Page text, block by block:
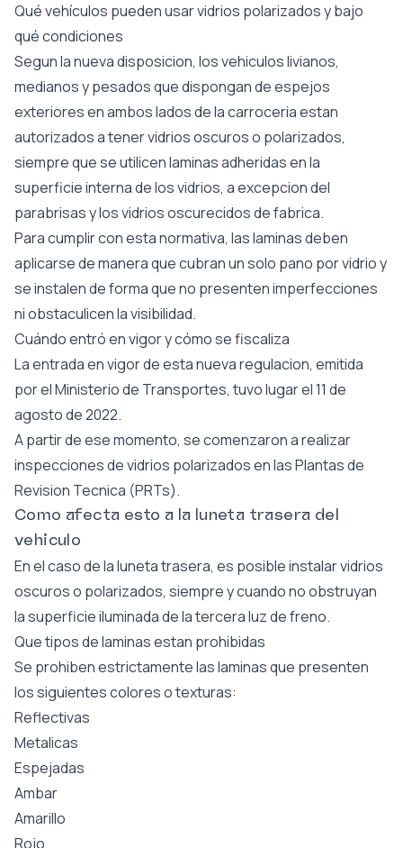
Qué vehículos pueden usar vidrios polarizados y bajo
qué condiciones
Segun la nueva disposicion, los vehiculos livianos,
medianos y pesados que dispongan de espejos
exteriores en ambos lados de la carroceria estan
autorizados a tener vidrios oscuros o polarizados,
siempre que se utilicen laminas adheridas en la
superficie interna de los vidrios, a excepcion del
parabrisas y los vidrios oscurecidos de fabrica.
Para cumplir con esta normativa, las laminas deben
aplicarse de manera que cubran un solo pano por vidrio y
se instalen de forma que no presenten imperfecciones
ni obstaculicen la visibilidad.
Cuándo entró en vigor y cómo se fiscaliza
La entrada en vigor de esta nueva regulacion, emitida
por el Ministerio de Transportes, tuvo lugar el 11 de
agosto de 2022.
A partir de ese momento, se comenzaron a realizar
inspecciones de vidrios polarizados en las Plantas de
Revision Tecnica (PRTs).
Como afecta esto a la luneta trasera del
vehiculo
En el caso de la luneta trasera, es posible instalar vidrios
oscuros o polarizados, siempre y cuando no obstruyan
la superficie iluminada de la tercera luz de freno.
Que tipos de laminas estan prohibidas
Se prohiben estrictamente las laminas que presenten
los siguientes colores o texturas:
Reflectivas
Metalicas
Espejadas
Ambar
Amarillo
Rojo